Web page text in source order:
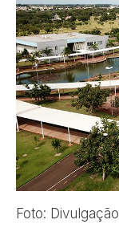
Foto: Divulgação